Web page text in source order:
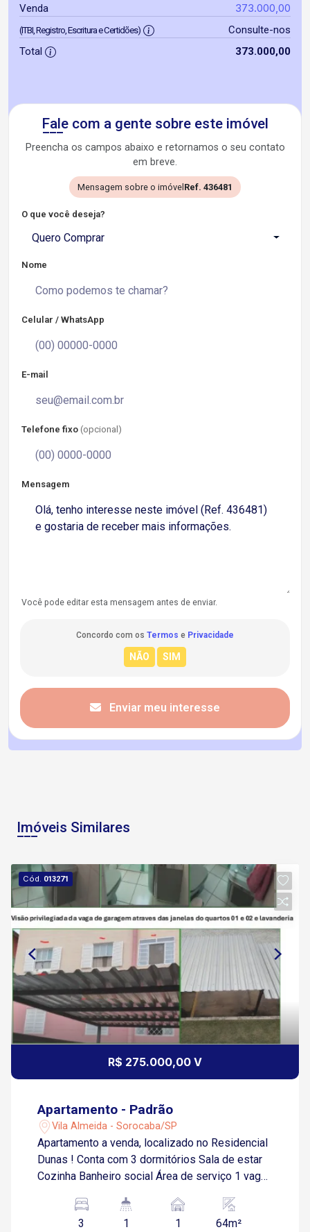
Venda 373.000,00
(ITBI, Registro, Escritura e Certidões)
Consulte-nos
Total
373.000,00
Fale com a gente sobre este imóvel
Preencha os campos abaixo e retornamos o seu contato
em breve.
Mensagem sobre o imóvelRef. 436481
O que você deseja?
Quero Comprar
Nome
Celular / WhatsApp
E-mail
Telefone fixo (opcional)
Mensagem
Você pode editar esta mensagem antes de enviar.
Concordo com os Termos e Privacidade
Enviar meu interesse
Imóveis Similares
Cód. 013271
R$ 275.000,00 V
Apartamento - Padrão
Vila Almeida - Sorocaba/SP
Apartamento a venda, localizado no Residencial
Dunas ! Conta com 3 dormitórios Sala de estar
Cozinha Banheiro social Área de serviço 1 vaga
3
1
1
64m²